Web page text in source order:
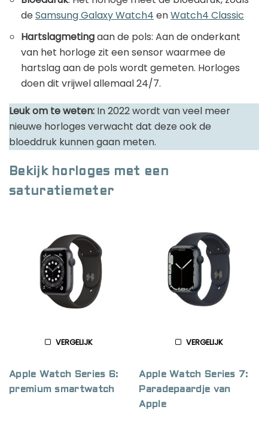
deSamsung Galaxy Watch4 enWatch4 Classic
Hartslagmetingaan de pols: Aan de onderkant
van het horloge zit een sensor waarmee de
hartslag aan de pols wordt gemeten. Horloges
doen dit vrijwel allemaal 24/7.
Leuk om te weten: In 2022 wordt van veel meer
nieuwe horloges verwacht dat deze ook de
bloeddruk kunnen gaan meten.
Bekijk horloges met een
saturatiemeter
VERGELIJK
Apple Watch Series 6:
premium smartwatch
VERGELIJK
Apple Watch Series 7:
Paradepaardje van
Apple